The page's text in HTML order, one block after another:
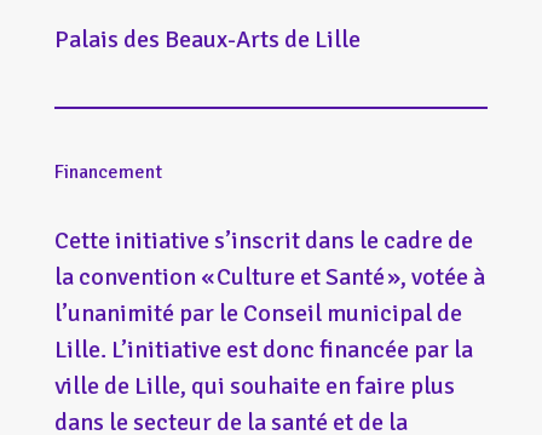
Palais des Beaux-Arts de Lille
Financement
Cette initiative s’inscrit dans le cadre de
la convention « Culture et Santé », votée à
l’unanimité par le Conseil municipal de
Lille. L’initiative est donc financée par la
ville de Lille, qui souhaite en faire plus
dans le secteur de la santé et de la